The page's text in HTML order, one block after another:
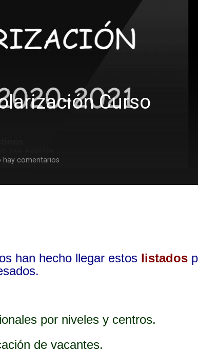
Curso
hay comentarios
han hecho llegar estos listados
por niveles y centros.
de vacantes.